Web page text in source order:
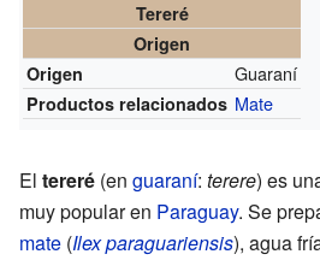
Tereré
Origen
Origen
Guaraní
Productos relacionados Mate
El tereré (en guaraní: terere) es
muy popular en Paraguay. Se
mate (Ilex paraguariensis), agua